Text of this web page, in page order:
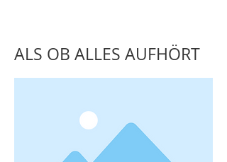
ALS OB ALLES AUFHÖRT